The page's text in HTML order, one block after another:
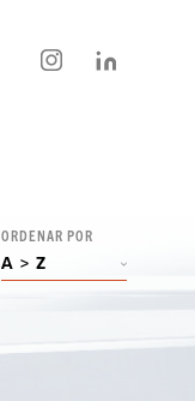
ORDENAR POR
A > Z